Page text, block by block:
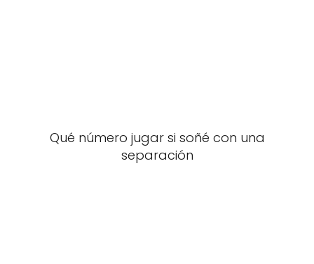
Qué número jugar si soñé con una
separación